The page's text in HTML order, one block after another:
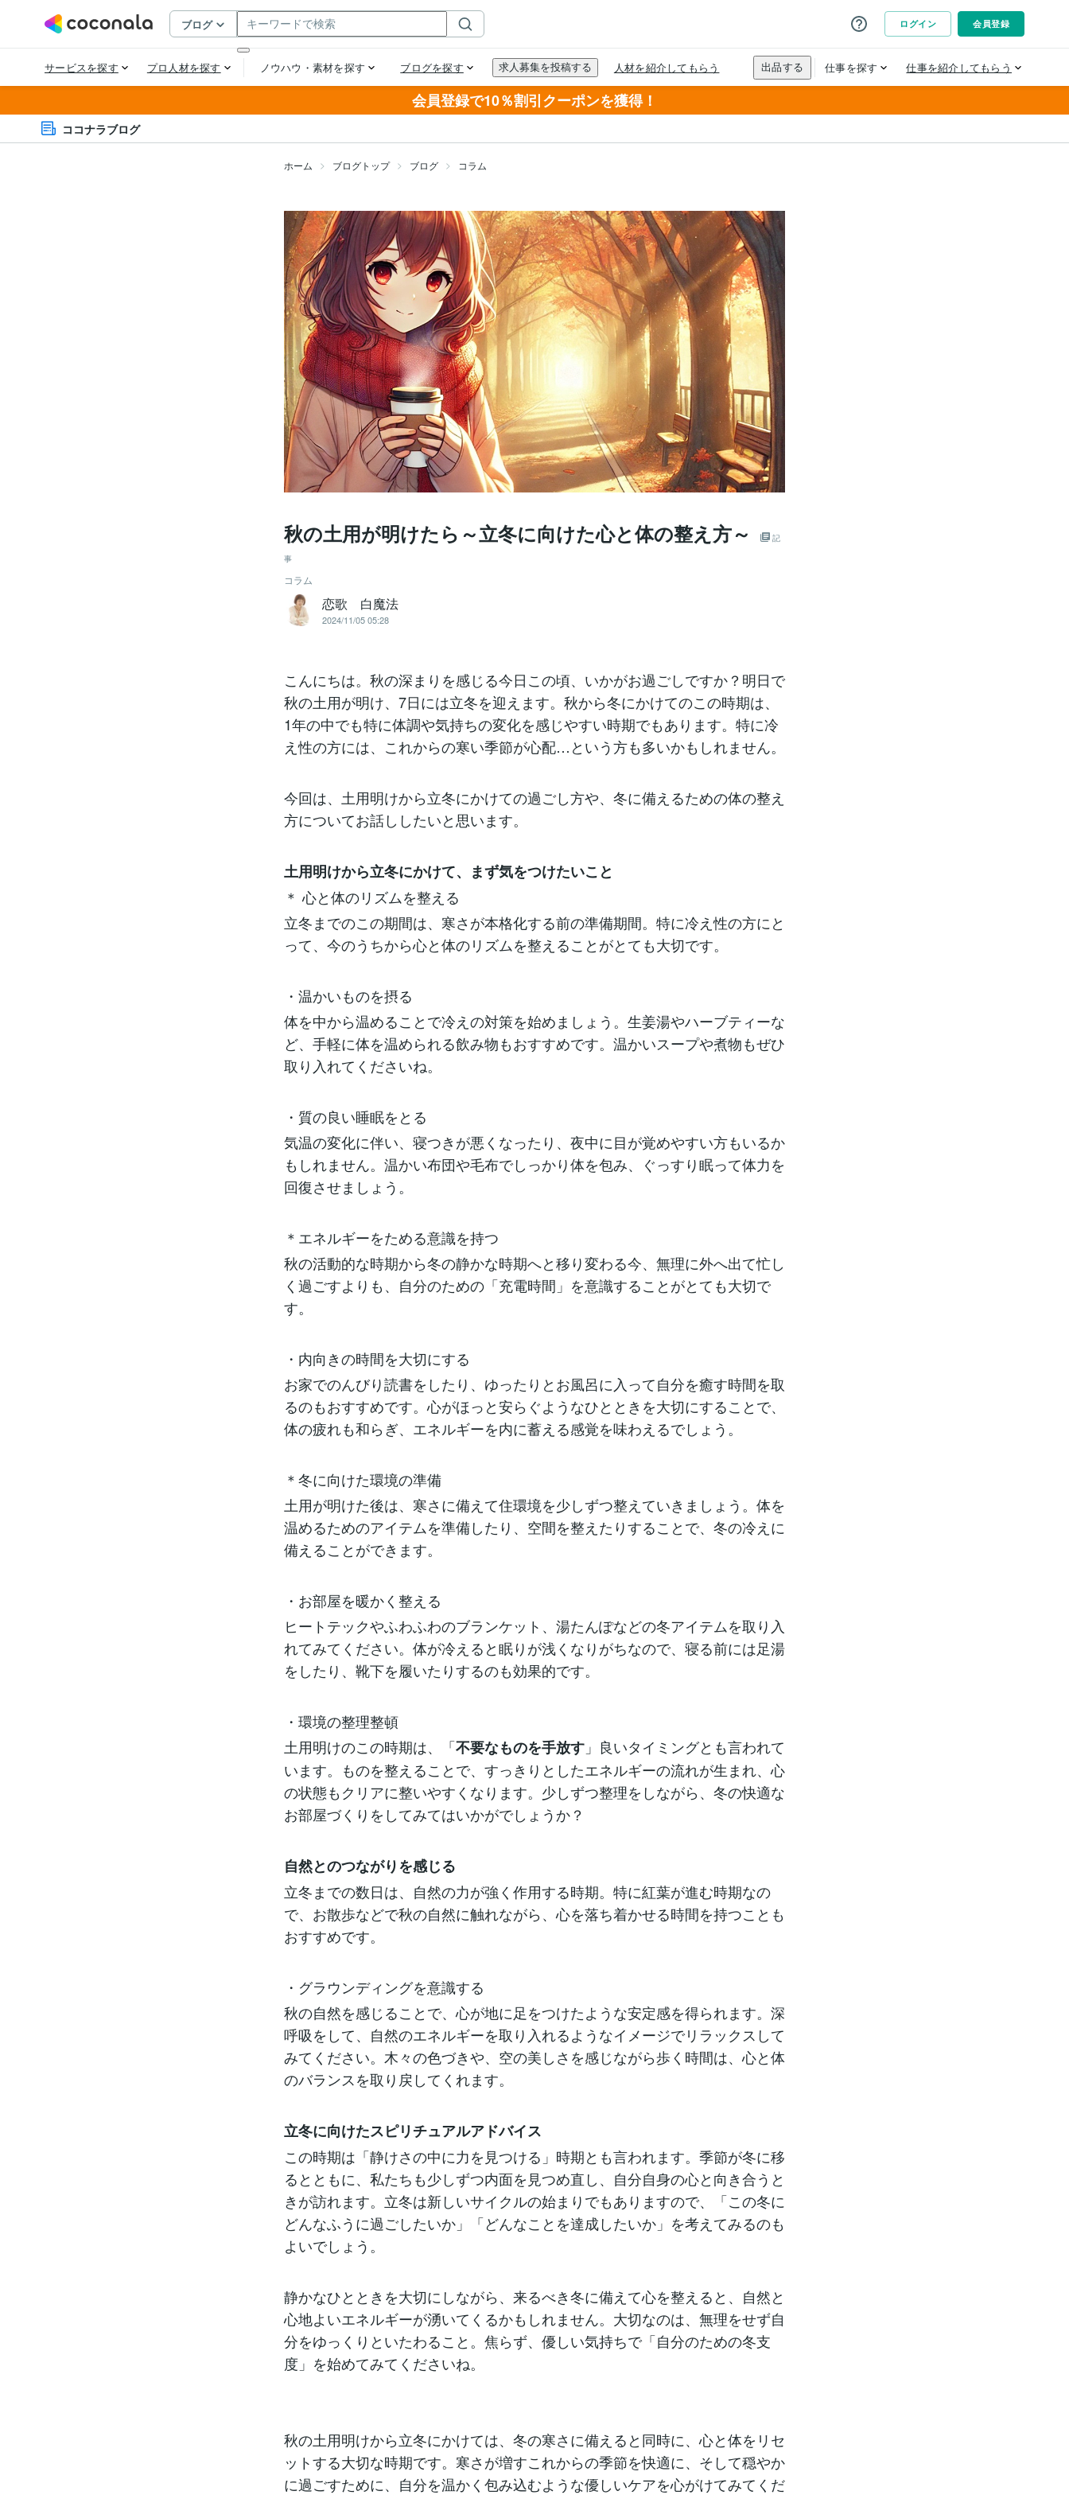
会員登録で10％割引クーポンを獲得！
ココナラブログ
ホーム ブログトップ ブログ コラム
秋の土用が明けたら～立冬に向けた心と体の整え方～
記
事
コラム
恋歌 白魔法
2024/11/05 05:28
こんにちは。秋の深まりを感じる今日この頃、いかがお過ごしですか？明日で
秋の土用が明け、7日には立冬を迎えます。秋から冬にかけてのこの時期は、
1年の中でも特に体調や気持ちの変化を感じやすい時期でもあります。特に冷
え性の方には、これからの寒い季節が心配…という方も多いかもしれません。
今回は、土用明けから立冬にかけての過ごし方や、冬に備えるための体の整え
方についてお話ししたいと思います。
土用明けから立冬にかけて、まず気をつけたいこと
＊ 心と体のリズムを整える
立冬までのこの期間は、寒さが本格化する前の準備期間。特に冷え性の方にと
って、今のうちから心と体のリズムを整えることがとても大切です。
・温かいものを摂る
体を中から温めることで冷えの対策を始めましょう。生姜湯やハーブティーな
ど、手軽に体を温められる飲み物もおすすめです。温かいスープや煮物もぜひ
取り入れてくださいね。
・質の良い睡眠をとる
気温の変化に伴い、寝つきが悪くなったり、夜中に目が覚めやすい方もいるか
もしれません。温かい布団や毛布でしっかり体を包み、ぐっすり眠って体力を
回復させましょう。
＊エネルギーをためる意識を持つ
秋の活動的な時期から冬の静かな時期へと移り変わる今、無理に外へ出て忙し
く過ごすよりも、自分のための「充電時間」を意識することがとても大切で
す。
・内向きの時間を大切にする
お家でのんびり読書をしたり、ゆったりとお風呂に入って自分を癒す時間を取
るのもおすすめです。心がほっと安らぐようなひとときを大切にすることで、
体の疲れも和らぎ、エネルギーを内に蓄える感覚を味わえるでしょう。
＊冬に向けた環境の準備
土用が明けた後は、寒さに備えて住環境を少しずつ整えていきましょう。体を
温めるためのアイテムを準備したり、空間を整えたりすることで、冬の冷えに
備えることができます。
・お部屋を暖かく整える
ヒートテックやふわふわのブランケット、湯たんぽなどの冬アイテムを取り入
れてみてください。体が冷えると眠りが浅くなりがちなので、寝る前には足湯
をしたり、靴下を履いたりするのも効果的です。
・環境の整理整頓
土用明けのこの時期は、「不要なものを手放す 」良いタイミングとも言われて
います。ものを整えることで、すっきりとしたエネルギーの流れが生まれ、心
の状態もクリアに整いやすくなります。少しずつ整理をしながら、冬の快適な
お部屋づくりをしてみてはいかがでしょうか？
自然とのつながりを感じる
立冬までの数日は、自然の力が強く作用する時期。特に紅葉が進む時期なの
で、お散歩などで秋の自然に触れながら、心を落ち着かせる時間を持つことも
おすすめです。
・グラウンディングを意識する
秋の自然を感じることで、心が地に足をつけたような安定感を得られます。深
呼吸をして、自然のエネルギーを取り入れるようなイメージでリラックスして
みてください。木々の色づきや、空の美しさを感じながら歩く時間は、心と体
のバランスを取り戻してくれます。
立冬に向けたスピリチュアルアドバイス
この時期は「静けさの中に力を見つける」時期とも言われます。季節が冬に移
るとともに、私たちも少しずつ内面を見つめ直し、自分自身の心と向き合うと
きが訪れます。立冬は新しいサイクルの始まりでもありますので、「この冬に
どんなふうに過ごしたいか」「どんなことを達成したいか」を考えてみるのも
よいでしょう。
静かなひとときを大切にしながら、来るべき冬に備えて心を整えると、自然と
心地よいエネルギーが湧いてくるかもしれません。大切なのは、無理をせず自
分をゆっくりといたわること。焦らず、優しい気持ちで「自分のための冬支
度」を始めてみてくださいね。
秋の土用明けから立冬にかけては、冬の寒さに備えると同時に、心と体をリセ
ットする大切な時期です。寒さが増すこれからの季節を快適に、そして穏やか
に過ごすために、自分を温かく包み込むような優しいケアを心がけてみてくだ